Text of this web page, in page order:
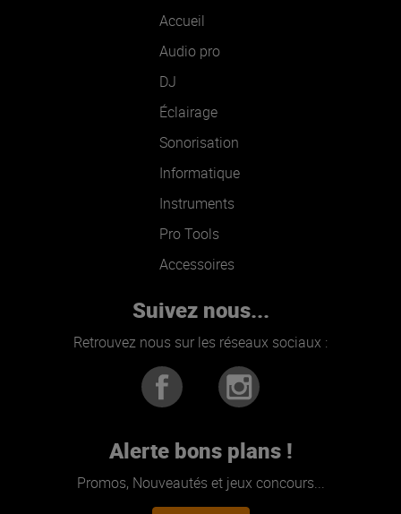
Accueil
Audio pro
DJ
Éclairage
Sonorisation
Informatique
Instruments
Pro Tools
Accessoires
Suivez nous...
Retrouvez nous sur les réseaux sociaux :
Alerte bons plans !
Promos, Nouveautés et jeux concours...